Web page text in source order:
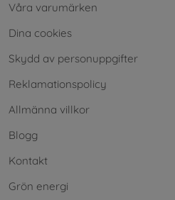
Våra varumärken
Dina cookies
Skydd av personuppgifter
Reklamationspolicy
Allmänna villkor
Blogg
Kontakt
Grön energi